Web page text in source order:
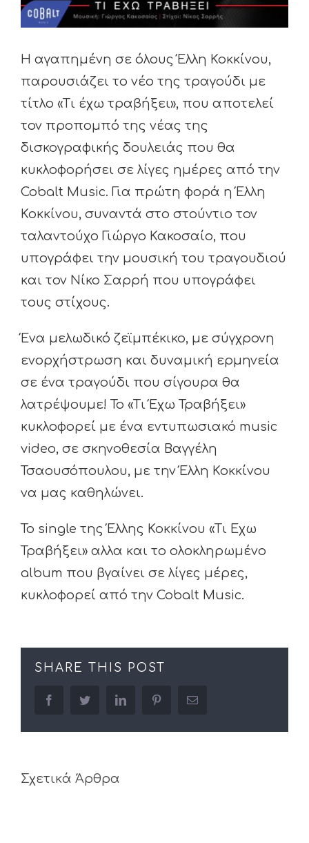
Η αγαπημένη σε όλους Έλλη Κοκκίνου,
παρουσιάζει το νέο της τραγούδι με
τίτλο «Τι έχω τραβήξει», που αποτελεί
τον προπομπό της νέας της
δισκογραφικής δουλειάς που θα
κυκλοφορήσει σε λίγες ημέρες από την
Cobalt Music. Για πρώτη φορά η Έλλη
Κοκκίνου, συναντά στο στούντιο τον
ταλαντούχο Γιώργο Κακοσαίο, που
υπογράφει την μουσική του τραγουδιού
και τον Νίκο Σαρρή που υπογράφει
τους στίχους.
Ένα μελωδικό ζεϊμπέκικο, με σύγχρονη
ενορχήστρωση και δυναμική ερμηνεία
σε ένα τραγούδι που σίγουρα θα
λατρέψουμε! Το «Τι Έχω Τραβήξει»
κυκλοφορεί με ένα εντυπωσιακό music
video, σε σκηνοθεσία Βαγγέλη
Τσαουσόπουλου, με την Έλλη Κοκκίνου
να μας καθηλώνει.
Το single της Έλλης Κοκκίνου «Τι Εχω
Τραβήξει» αλλα και το ολοκληρωμένο
album που βγαίνει σε λίγες μέρες,
κυκλοφορεί από την Cobalt Music.
SHARE THIS POST
facebooktwitter linkedin pinterestEmail
Σχετικά Άρθρα